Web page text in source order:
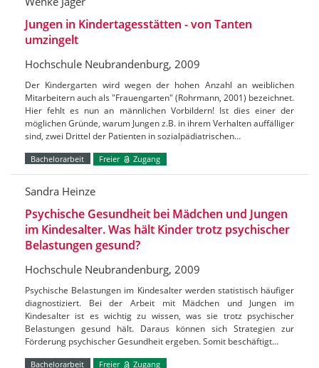
Jungen in Kindertagesstätten - von Tanten
umzingelt
Hochschule Neubrandenburg, 2009
Der Kindergarten wird wegen der hohen Anzahl an weiblichen
Mitarbeitern auch als "Frauengarten" (Rohrmann, 2001) bezeichnet.
Hier fehlt es nun an männlichen Vorbildern! Ist dies einer der
möglichen Gründe, warum Jungen z.B. in ihrem Verhalten auffälliger
sind, zwei Drittel der Patienten in sozialpädiatrischen…
Bachelorarbeit Freier Zugang
Sandra Heinze
Psychische Gesundheit bei Mädchen und Jungen
im Kindesalter. Was hält Kinder trotz psychischer
Belastungen gesund?
Hochschule Neubrandenburg, 2009
Psychische Belastungen im Kindesalter werden statistisch häufiger
diagnostiziert. Bei der Arbeit mit Mädchen und Jungen im
Kindesalter ist es wichtig zu wissen, was sie trotz psychischer
Belastungen gesund hält. Daraus können sich Strategien zur
Förderung psychischer Gesundheit ergeben. Somit beschäftigt…
Bachelorarbeit Freier Zugang